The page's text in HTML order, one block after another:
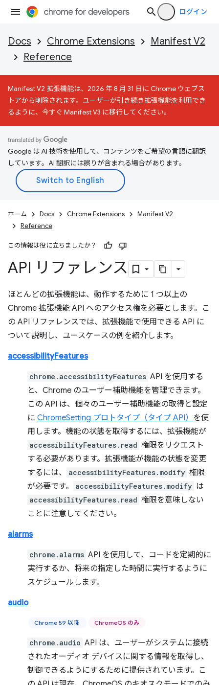
ログイン
Docs Chrome Extensions
Manifest V2
Reference
Manifest V2 拡張機能は、2026 年 8 月 31 日に Chrome ウェブス
トアから削除されます。ユーザーが引き続き拡張機能を利用でき
るように、今すぐ Manifest V3 に移行してください。
Google は AI 技術を使用して、コンテンツをご希望の言語に翻訳
しています。AI 翻訳には誤りが含まれる場合があります。
ホーム Docs Chrome Extensions
Manifest V2
Reference
この情報は役に立ちましたか？
API リファレンス
ほとんどの拡張機能は、動作するために 1 つ以上の
Chrome 拡張機能 API へのアクセス権を必要とします。こ
の API リファレンスでは、拡張機能で使用できる API に
ついて説明し、ユースケースの例を紹介します。
accessibilityFeatures
chrome.accessibilityFeatures API を使用する
と、Chrome のユーザー補助機能を管理できます。
この API は、個々のユーザー補助機能の取得と設定
に ChromeSetting プロトタイプ（タイプ API） を使
用します。機能の状態を取得するには、拡張機能が
accessibilityFeatures.read 権限をリクエスト
する必要があります。拡張機能が機能の状態を変更
するには、
accessibilityFeatures.modify 権限
が必要です。
accessibilityFeatures.modify は
accessibilityFeatures.read 権限を意味しない
ことに注意してください。
alarms
chrome.alarms API を使用して、コードを定期的に
実行するか、将来の指定した時間に実行するように
スケジュールします。
audio
Chrome 59 以降 ChromeOS のみ
chrome.audio API は、ユーザーがシステムに接続
されたオーディオ デバイスに関する情報を取得し、
制御できるようにするために提供されています。こ